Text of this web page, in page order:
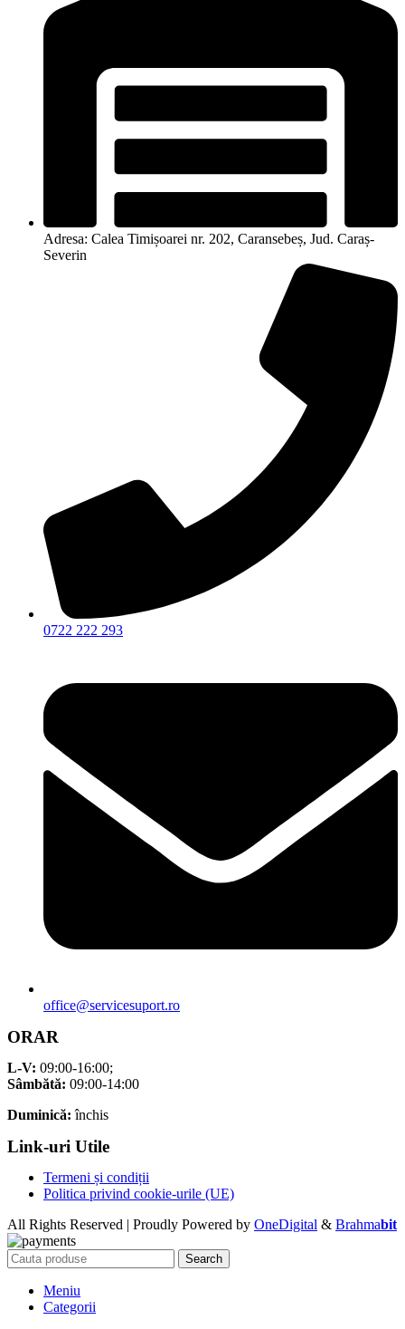
Adresa: Calea Timișoarei nr. 202, Caransebeș, Jud. Caraș-
Severin
0722 222 293
office@servicesuport.ro
ORAR
L-V: 09:00-16:00;
Sâmbătă: 09:00-14:00
Duminică: închis
Link-uri Utile
Termeni și condiții
Politica privind cookie-urile (UE)
All Rights Reserved | Proudly Powered by OneDigital & Brahmabit
Search
Meniu
Categorii